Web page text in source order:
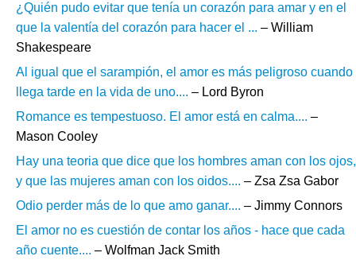
¿Quién pudo evitar que tenía un corazón para amar y en el
que la valentía del corazón para hacer el ... – William
Shakespeare
Al igual que el sarampión, el amor es más peligroso cuando
llega tarde en la vida de uno.... – Lord Byron
Romance es tempestuoso. El amor está en calma.... –
Mason Cooley
Hay una teoria que dice que los hombres aman con los ojos,
y que las mujeres aman con los oidos.... – Zsa Zsa Gabor
Odio perder más de lo que amo ganar.... – Jimmy Connors
El amor no es cuestión de contar los años - hace que cada
año cuente.... – Wolfman Jack Smith